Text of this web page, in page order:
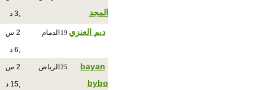
المجد
,3 د
ديم العنزي 19 الدمام 2 س
,6 د
bayan
bybo
25 الرياض 2 س
,15 د